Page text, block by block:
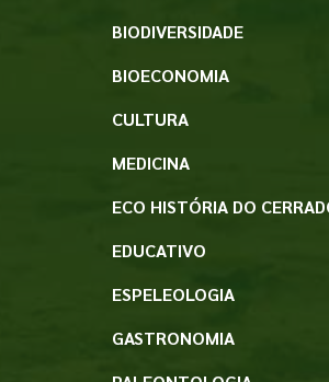
BIODIVERSIDADE
BIOECONOMIA
CULTURA
MEDICINA
ECO HISTÓRIA DO
EDUCATIVO
ESPELEOLOGIA
GASTRONOMIA